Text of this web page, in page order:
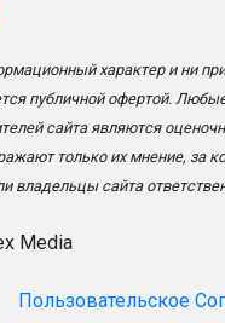
характер и ни
публичной офертой.
сайта являются
только их мнение, за
владельцы сайта
Media
Пользовательское